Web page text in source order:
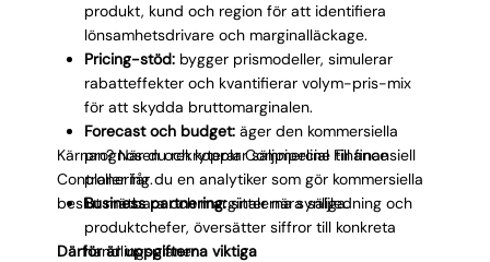
produkt, kund och region för att identifiera
lönsamhetsdrivare och marginalläckage.
Pricing-stöd:bygger prismodeller, simulerar
rabatteffekter och kvantifierar volym-pris-mix
för att skydda bruttomarginalen.
Forecast och budget:äger den kommersiella
prognosen och kopplar säljpipeline till finansiell
planering.
Business partnering:sitter nära säljledning och
produktchefer, översätter siffror till konkreta
handlingsplaner.
Kärnan? När du rekryterar Commercial Finance
Controller får du en analytiker som gör kommersiella
beslut mätbara och marginalerna synliga.
Därför är uppgifterna viktiga